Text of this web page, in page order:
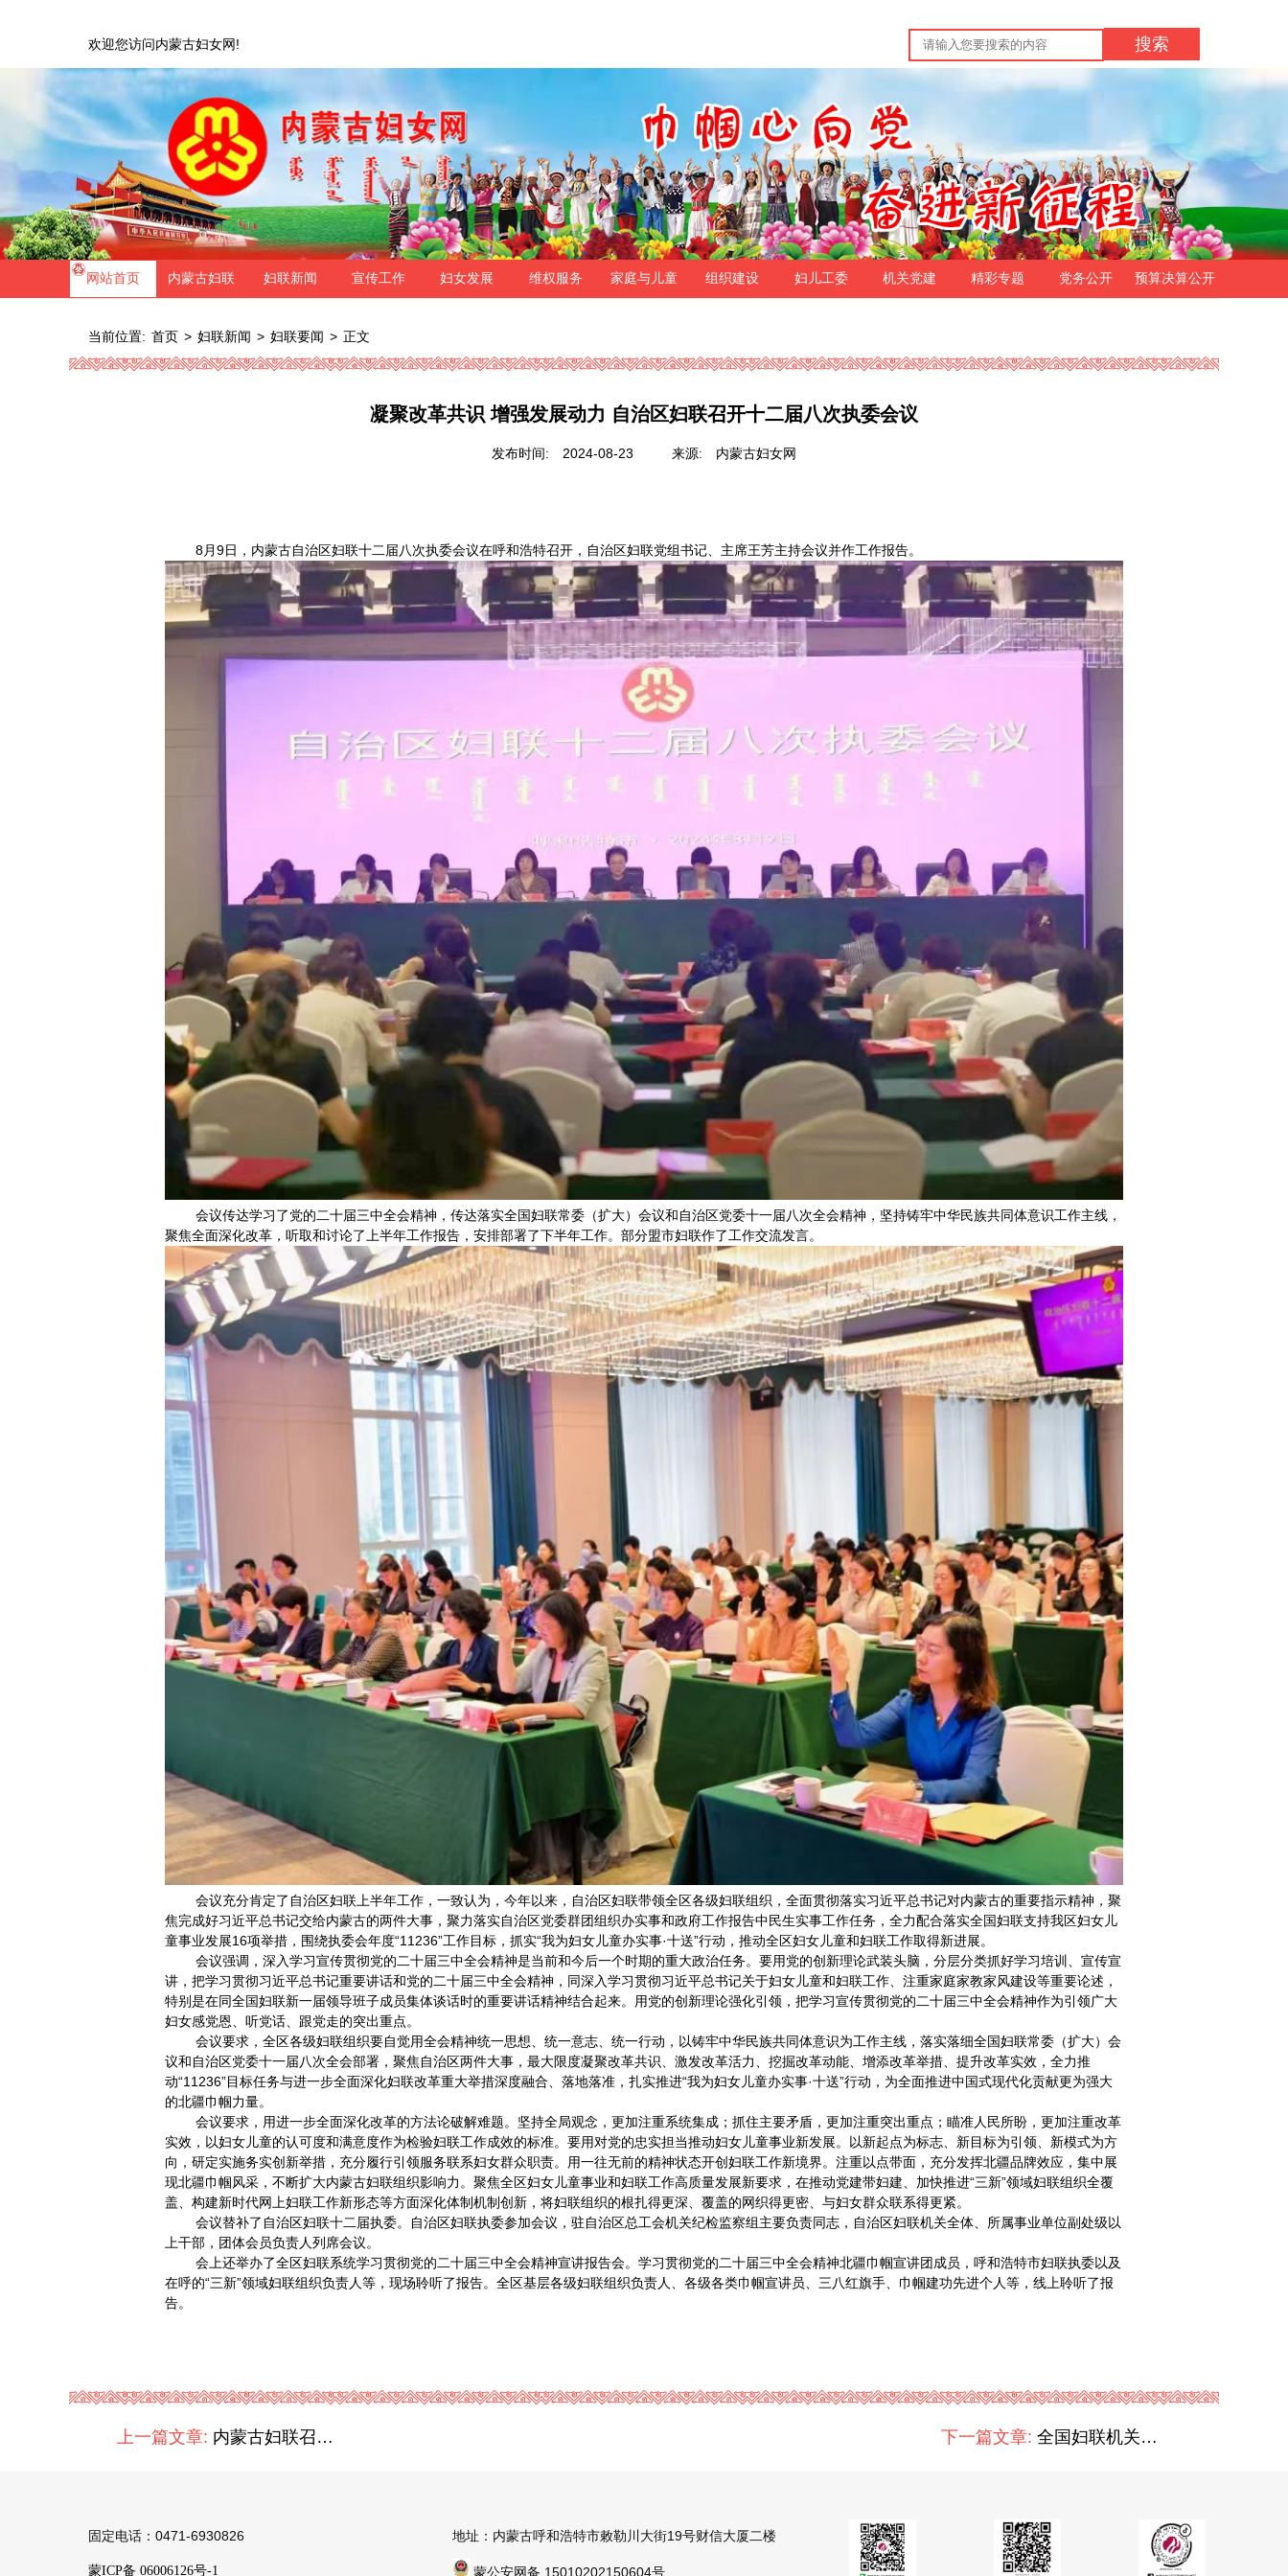
欢迎您访问内蒙古妇女网! 搜索
网站首页 内蒙古妇联 妇联新闻 宣传工作 妇女发展 维权服务 家庭与儿童 组织建设 妇儿工委 机关党建 精彩专题 党务公开 预算决算公开
当前位置: 首页 > 妇联新闻 > 妇联要闻 > 正文
凝聚改革共识 增强发展动力 自治区妇联召开十二届八次执委会议
发布时间: 2024-08-23 来源: 内蒙古妇女网
8月9日，内蒙古自治区妇联十二届八次执委会议在呼和浩特召开，自治区妇联党组书记、主席王芳主持会议并作工作报告。
会议传达学习了党的二十届三中全会精神，传达落实全国妇联常委（扩大）会议和自治区党委十一届八次全会精神，坚持铸牢中华民族共同体意识工作主线，
聚焦全面深化改革，听取和讨论了上半年工作报告，安排部署了下半年工作。部分盟市妇联作了工作交流发言。
会议充分肯定了自治区妇联上半年工作，一致认为，今年以来，自治区妇联带领全区各级妇联组织，全面贯彻落实习近平总书记对内蒙古的重要指示精神，聚
焦完成好习近平总书记交给内蒙古的两件大事，聚力落实自治区党委群团组织办实事和政府工作报告中民生实事工作任务，全力配合落实全国妇联支持我区妇女儿
童事业发展16项举措，围绕执委会年度“11236”工作目标，抓实“我为妇女儿童办实事·十送”行动，推动全区妇女儿童和妇联工作取得新进展。
会议强调，深入学习宣传贯彻党的二十届三中全会精神是当前和今后一个时期的重大政治任务。要用党的创新理论武装头脑，分层分类抓好学习培训、宣传宣
讲，把学习贯彻习近平总书记重要讲话和党的二十届三中全会精神，同深入学习贯彻习近平总书记关于妇女儿童和妇联工作、注重家庭家教家风建设等重要论述，
特别是在同全国妇联新一届领导班子成员集体谈话时的重要讲话精神结合起来。用党的创新理论强化引领，把学习宣传贯彻党的二十届三中全会精神作为引领广大
妇女感党恩、听党话、跟党走的突出重点。
会议要求，全区各级妇联组织要自觉用全会精神统一思想、统一意志、统一行动，以铸牢中华民族共同体意识为工作主线，落实落细全国妇联常委（扩大）会
议和自治区党委十一届八次全会部署，聚焦自治区两件大事，最大限度凝聚改革共识、激发改革活力、挖掘改革动能、增添改革举措、提升改革实效，全力推
动“11236”目标任务与进一步全面深化妇联改革重大举措深度融合、落地落准，扎实推进“我为妇女儿童办实事·十送”行动，为全面推进中国式现代化贡献更为强大
的北疆巾帼力量。
会议要求，用进一步全面深化改革的方法论破解难题。坚持全局观念，更加注重系统集成；抓住主要矛盾，更加注重突出重点；瞄准人民所盼，更加注重改革
实效，以妇女儿童的认可度和满意度作为检验妇联工作成效的标准。要用对党的忠实担当推动妇女儿童事业新发展。以新起点为标志、新目标为引领、新模式为方
向，研定实施务实创新举措，充分履行引领服务联系妇女群众职责。用一往无前的精神状态开创妇联工作新境界。注重以点带面，充分发挥北疆品牌效应，集中展
现北疆巾帼风采，不断扩大内蒙古妇联组织影响力。聚焦全区妇女儿童事业和妇联工作高质量发展新要求，在推动党建带妇建、加快推进“三新”领域妇联组织全覆
盖、构建新时代网上妇联工作新形态等方面深化体制机制创新，将妇联组织的根扎得更深、覆盖的网织得更密、与妇女群众联系得更紧。
会议替补了自治区妇联十二届执委。自治区妇联执委参加会议，驻自治区总工会机关纪检监察组主要负责同志，自治区妇联机关全体、所属事业单位副处级以
上干部，团体会员负责人列席会议。
会上还举办了全区妇联系统学习贯彻党的二十届三中全会精神宣讲报告会。学习贯彻党的二十届三中全会精神北疆巾帼宣讲团成员，呼和浩特市妇联执委以及
在呼的“三新”领域妇联组织负责人等，现场聆听了报告。全区基层各级妇联组织负责人、各级各类巾帼宣讲员、三八红旗手、巾帼建功先进个人等，线上聆听了报
告。
上一篇文章: 内蒙古妇联召开第十二届十三次执委会议 下一篇文章: 全国妇联机关服务中心赴内蒙古凉城县开展 “迎六一·送安全”爱心妈妈结对关爱活动
固定电话：0471-6930826 地址：内蒙古呼和浩特市敕勒川大街19号财信大厦二楼
蒙ICP备 06006126号-1 蒙公安网备 15010202150604号